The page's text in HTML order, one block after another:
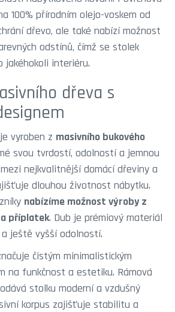
100% přírodním olejo-voskem od
dřevo, ale také nabízí možnost
odstínů, čímž se stolek
jakéhokoli interiéru.
dřeva s
je vyroben z masivního bukového
svou tvrdostí, odolností a jemnou
nejkvalitnější domácí dřeviny a
dlouhou životnost nábytku.
nabízíme možnost výroby z
příplatek. Dub je prémiový materiál
ještě vyšší odolností.
čistým minimalistickým
na funkčnost a estetiku. Rámová
stolku moderní a vzdušný
korpus zajišťuje stabilitu a